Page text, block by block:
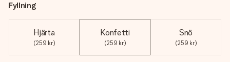
Fyllning
Hjärta
(259 kr)
Konfetti
(259 kr)
Snö
(259 kr)